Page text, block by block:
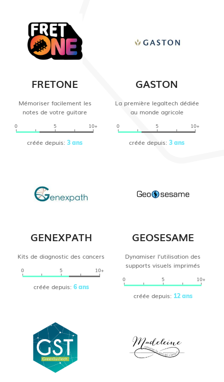
FRETONE
Mémoriser facilement les
notes de votre guitare
0 5 10+
créée depuis:3 ans
GASTON
La première legaltech dédiée
au monde agricole
0 5 10+
créée depuis:3 ans
GENEXPATH
Kits de diagnostic des cancers
0 5 10+
créée depuis: 6 ans
GEOSESAME
Dynamiser l’utilisation des
supports visuels imprimés
0 5 10+
créée depuis: 12 ans